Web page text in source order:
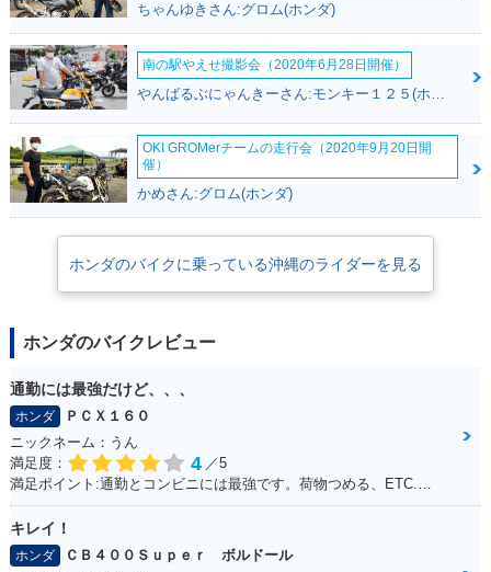
ちゃんゆきさん:グロム(ホンダ)
南の駅やえせ撮影会（2020年6月28日開催）
OKI GROMerチームの走行会（2020年9月20日開
催）
かめさん:グロム(ホンダ)
ホンダのバイクに乗っている沖縄のライダーを見る
ホンダのバイクレビュー
通勤には最強だけど、、、
ホンダ
ＰＣＸ１６０
ニックネーム：うん
満足度：
4 ／5
満足ポイント:通勤とコンビニには最強です。荷物つめる、ETC.車載カメラ、ロングスクリーンでした。平和な日本を肌で感じることできます。 けれど、、、
キレイ！
ホンダ
ＣＢ４００Ｓｕｐｅｒ ボルドール